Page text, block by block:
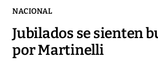
NACIONAL
Jubilados se sienten
por Martinelli